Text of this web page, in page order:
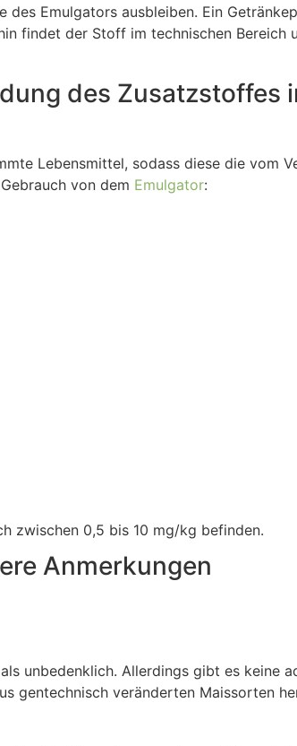
Emulgators ausbleiben. Ein
findet der Stoff im technischen Bereich
des Zusatzstoffes
Lebensmittel, sodass diese die vom
von dem Emulgator:
zwischen 0,5 bis 10 mg/kg befinden.
Anmerkungen
unbedenklich. Allerdings gibt es keine
gentechnisch veränderten Maissorten